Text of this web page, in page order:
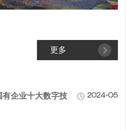
更多
有企业十大数字技
2024-05